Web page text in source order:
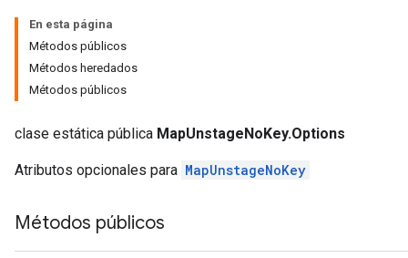
En esta página
Métodos públicos
Métodos heredados
Métodos públicos
clase estática pública MapUnstageNoKey.Options
Atributos opcionales para MapUnstageNoKey
Métodos públicos